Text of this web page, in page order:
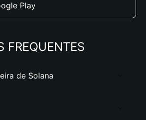
Play
FREQUENTES
de Solana